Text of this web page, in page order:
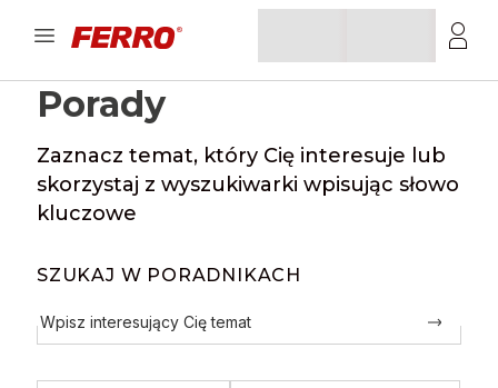
Porady
Zaznacz temat, który Cię interesuje lub
skorzystaj z wyszukiwarki wpisując słowo
kluczowe
SZUKAJ W PORADNIKACH